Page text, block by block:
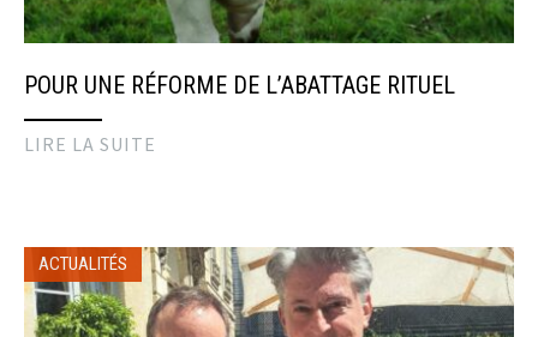
POUR UNE RÉFORME DE L’ABATTAGE RITUEL
LIRE LA SUITE
ACTUALITÉS